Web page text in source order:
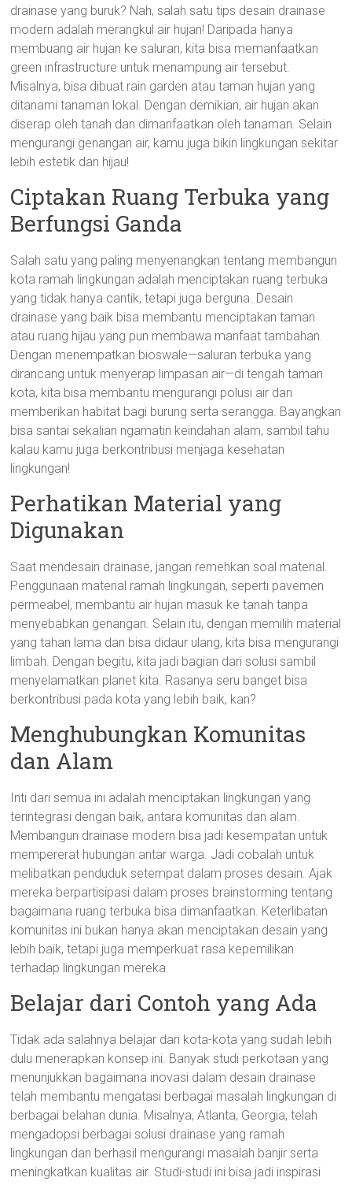
drainase yang buruk? Nah, salah satu tips desain drainase
modern adalah merangkul air hujan! Daripada hanya
membuang air hujan ke saluran, kita bisa memanfaatkan
green infrastructure untuk menampung air tersebut.
Misalnya, bisa dibuat rain garden atau taman hujan yang
ditanami tanaman lokal. Dengan demikian, air hujan akan
diserap oleh tanah dan dimanfaatkan oleh tanaman. Selain
mengurangi genangan air, kamu juga bikin lingkungan sekitar
lebih estetik dan hijau!
Ciptakan Ruang Terbuka yang
Berfungsi Ganda
Salah satu yang paling menyenangkan tentang membangun
kota ramah lingkungan adalah menciptakan ruang terbuka
yang tidak hanya cantik, tetapi juga berguna. Desain
drainase yang baik bisa membantu menciptakan taman
atau ruang hijau yang pun membawa manfaat tambahan.
Dengan menempatkan bioswale—saluran terbuka yang
dirancang untuk menyerap limpasan air—di tengah taman
kota, kita bisa membantu mengurangi polusi air dan
memberikan habitat bagi burung serta serangga. Bayangkan
bisa santai sekalian ngamatin keindahan alam, sambil tahu
kalau kamu juga berkontribusi menjaga kesehatan
lingkungan!
Perhatikan Material yang
Digunakan
Saat mendesain drainase, jangan remehkan soal material.
Penggunaan material ramah lingkungan, seperti pavemen
permeabel, membantu air hujan masuk ke tanah tanpa
menyebabkan genangan. Selain itu, dengan memilih material
yang tahan lama dan bisa didaur ulang, kita bisa mengurangi
limbah. Dengan begitu, kita jadi bagian dari solusi sambil
menyelamatkan planet kita. Rasanya seru banget bisa
berkontribusi pada kota yang lebih baik, kan?
Menghubungkan Komunitas
dan Alam
Inti dari semua ini adalah menciptakan lingkungan yang
terintegrasi dengan baik, antara komunitas dan alam.
Membangun drainase modern bisa jadi kesempatan untuk
mempererat hubungan antar warga. Jadi cobalah untuk
melibatkan penduduk setempat dalam proses desain. Ajak
mereka berpartisipasi dalam proses brainstorming tentang
bagaimana ruang terbuka bisa dimanfaatkan. Keterlibatan
komunitas ini bukan hanya akan menciptakan desain yang
lebih baik, tetapi juga memperkuat rasa kepemilikan
terhadap lingkungan mereka.
Belajar dari Contoh yang Ada
Tidak ada salahnya belajar dari kota-kota yang sudah lebih
dulu menerapkan konsep ini. Banyak studi perkotaan yang
menunjukkan bagaimana inovasi dalam desain drainase
telah membantu mengatasi berbagai masalah lingkungan di
berbagai belahan dunia. Misalnya, Atlanta, Georgia, telah
mengadopsi berbagai solusi drainase yang ramah
lingkungan dan berhasil mengurangi masalah banjir serta
meningkatkan kualitas air. Studi-studi ini bisa jadi inspirasi